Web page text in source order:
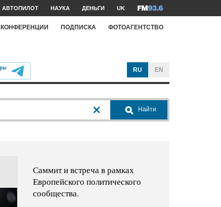
АВТОПИЛОТ НАУКА ДЕНЬГИ UK
КОНФЕРЕНЦИИ ПОДПИСКА ФОТОАГЕНТСТВО
RU EN
Найти
Саммит и встреча в рамках
Европейского политического
сообщества.